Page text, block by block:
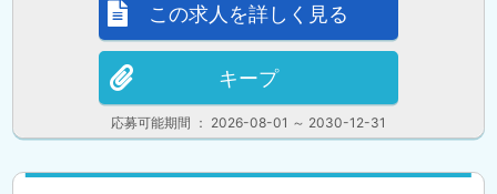
応募可能期間 ： 2026-08-01 ～ 2030-12-31
この求人を詳しく見る
キープ